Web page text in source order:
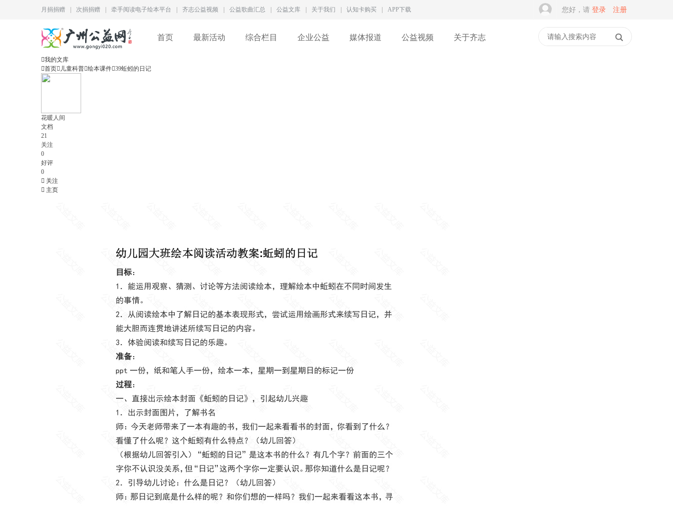
月捐捐赠 次捐捐赠 牵手阅读电子绘本平台 齐志公益视频 公益歌曲汇总 公益文库 关于我们 认知卡购买 APP下载 您好，请 登录 注册
首页 最新活动 综合栏目 企业公益 媒体报道 公益视频 关于齐志
我的文库
首页 儿童科普绘本课件39蚯蚓的日记
花暖人间
文档
21
关注
0
好评
0
 关注
 主页